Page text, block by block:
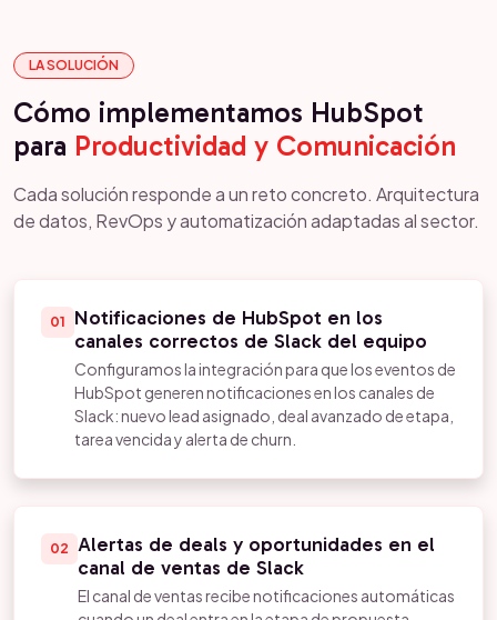
LA SOLUCIÓN
Cómo implementamos HubSpot
para Productividad y Comunicación
Cada solución responde a un reto concreto. Arquitectura
de datos, RevOps y automatización adaptadas al sector.
01
Notificaciones de HubSpot en los
canales correctos de Slack del equipo
Configuramos la integración para que los eventos de
HubSpot generen notificaciones en los canales de
Slack: nuevo lead asignado, deal avanzado de etapa,
tarea vencida y alerta de churn.
02 Alertas de deals y oportunidades en el
canal de ventas de Slack
El canal de ventas recibe notificaciones automáticas